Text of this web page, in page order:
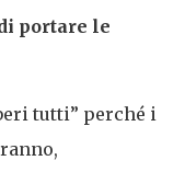
portare le
tutti” perché i